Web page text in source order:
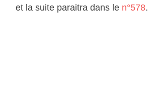
et la suite paraitra dans le n°578.